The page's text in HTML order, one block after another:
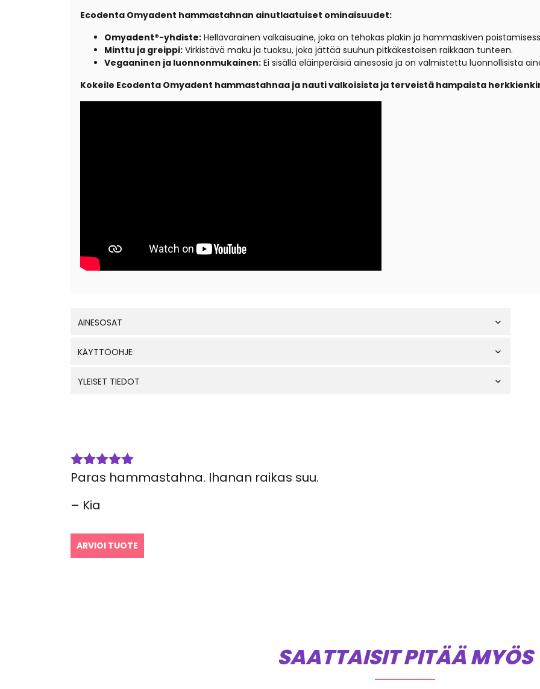
Ecodenta Omyadent hammastahnan ainutlaatuiset ominaisuudet:
Omyadent®-yhdiste: Hellävarainen valkaisuaine, joka on tehokas plakin ja hammaskiven
Minttu ja greippi: Virkistävä maku ja tuoksu, joka jättää suuhun pitkäkestoisen raikkaan tunteen.
Vegaaninen ja luonnonmukainen: Ei sisällä eläinperäisiä ainesosia ja on valmistettu luonnollisista
Kokeile Ecodenta Omyadent hammastahnaa ja nauti valkoisista ja terveistä hampaista
AINESOSAT
KÄYTTÖOHJE
YLEISET TIEDOT
Arvostelu
/ 5
Paras hammastahna. Ihanan raikas suu.
– Kia
ARVIOI TUOTE
SAATTAISIT PITÄÄ MYÖS